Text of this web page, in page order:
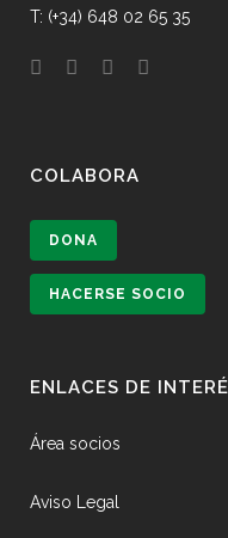
T: (+34) 648 02 65 35
COLABORA
DONA
HACERSE SOCIO
ENLACES DE
Área socios
Aviso Legal